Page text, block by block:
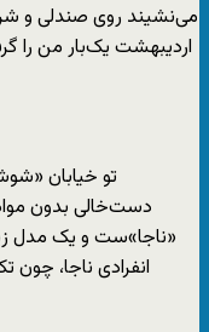
اردیبهشت یک‌بار من را
تو خیابان
دست‌خالی بدون
«ناجا»ست و یک مدل
انفرادی ناجا،